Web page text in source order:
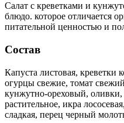
Салат с креветками и
блюдо. которое отличается
питательной ценностью и
Состав
Капуста листовая, креветки
огурцы свежие, томат
кунжутно-ореховый, оливки,
растительное, икра
сладкая, перец черный